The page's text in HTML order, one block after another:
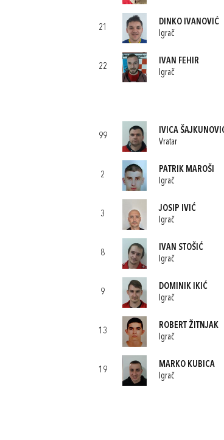
21
DINKO IVANOVIĆ
Igrač
22
IVAN FEHIR
Igrač
99
IVICA
Vratar
2
PATRIK MAROŠI
Igrač
3
JOSIP IVIĆ
Igrač
8
IVAN STOŠIĆ
Igrač
9
DOMINIK IKIĆ
Igrač
13
ROBERT ŽITNJAK
Igrač
19
MARKO KUBICA
Igrač